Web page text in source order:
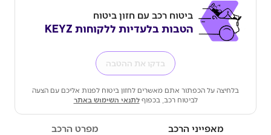
ביטוח רכב עם חזון ביטוח
הטבות בלעדיות ללקוחות KEYZ
בדקו את ההטבה
בלחיצה על הכפתור אתם מאשרים לחזון ביטוח לפנות אליכם עם הצעה
לביטוח רכב, בכפוףלתנאי השימוש באתר
מאפייני הרכב מפרט הרכב